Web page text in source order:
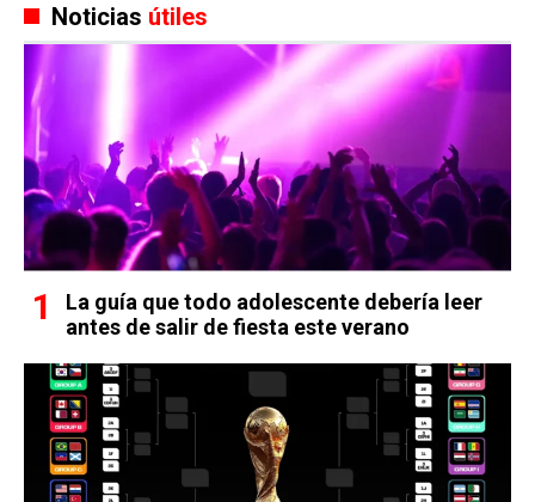
Noticias útiles
La guía que todo adolescente debería leer
antes de salir de fiesta este verano